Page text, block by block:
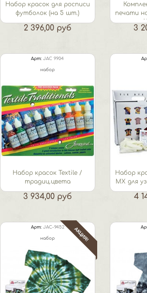
Набор красок для росписи
футболок (на 5 шт.)
2 396,00 руб
печати
3
Арт: JAC 9904
набор
Набор красок Textile /
традиц.цвета
3 934,00 руб
Набор
МХ для
4
Арт: JAC-9452
набор АКЦИЯ!